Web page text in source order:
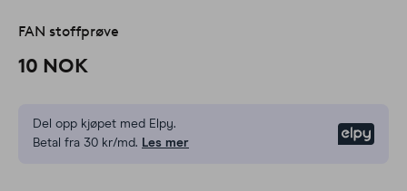
FAN stoffprøve
10 NOK
Del opp kjøpet med Elpy.
Betal fra 30 kr/md. Les mer